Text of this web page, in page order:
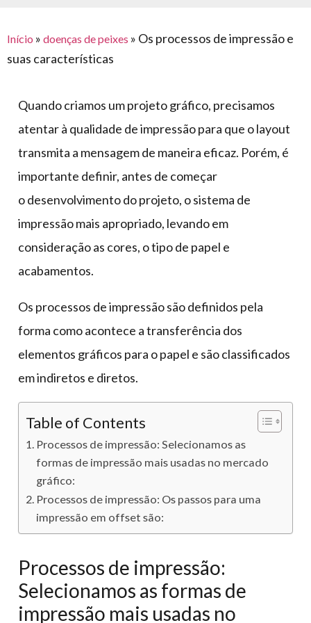
eventos
agronegócio
toldos
construção
civil
automotivo
calçados,
epi's
e
lonas
armazenagem
lonas
de
caminhoneiro
Início » doenças de peixes » Os processos de impressão e
suas características
Quando criamos um projeto gráfico, precisamos
atentar à qualidade de impressão para que o layout
transmita a mensagem de maneira eficaz. Porém, é
importante definir, antes de começar
o desenvolvimento do projeto, o sistema de
impressão mais apropriado, levando em
consideração as cores, o tipo de papel e
acabamentos.
Os processos de impressão são definidos pela
forma como acontece a transferência dos
elementos gráficos para o papel e são classificados
em indiretos e diretos.
Table of Contents
Processos de impressão: Selecionamos as
formas de impressão mais usadas no mercado
gráfico:
Processos de impressão: Os passos para uma
impressão em offset são:
Processos de impressão:
Selecionamos as formas de
impressão mais usadas no